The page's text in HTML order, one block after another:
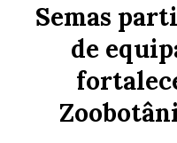
Semas
de